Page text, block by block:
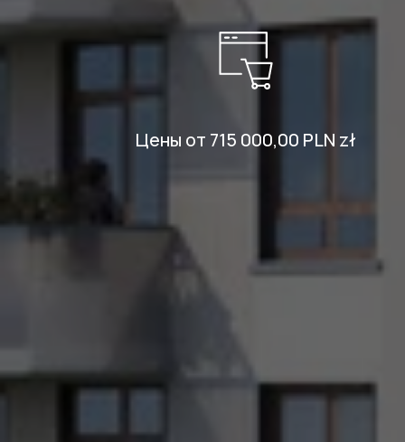
Цены от 715 000,00 PLN zł